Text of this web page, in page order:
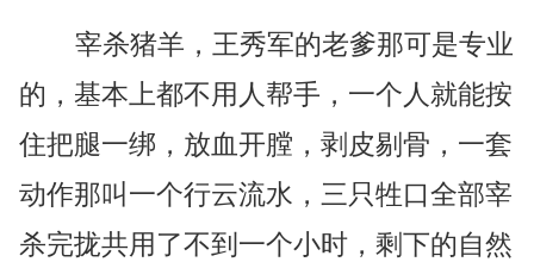
宰杀猪羊，王秀军的老爹那可是专业
的，基本上都不用人帮手，一个人就能按
住把腿一绑，放血开膛，剥皮剔骨，一套
动作那叫一个行云流水，三只牲口全部宰
杀完拢共用了不到一个小时，剩下的自然